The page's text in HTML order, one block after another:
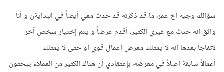
سؤالك وجيه أخ عمر، ما قد ذكرته قد حدث معي أيضاً في البدايةن و أنا
واثق أنه حدث مع غيري الكثير، أقدم عرضاً و يتم إختيار شخص آخر
لأتفاجأ بعدها أنه لا يمتلك معرض أعمال قوي أو حتى لا يمتلك
أعمالاً سابقة أصلاً في معرضه، بإعتقادي أن هناك الكثير من العملاء يبحثون